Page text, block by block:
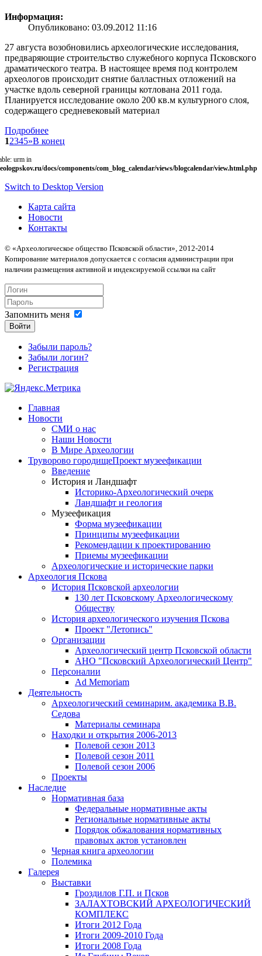
Информация:
Опубликовано: 03.09.2012 11:16
27 августа возобновились археологические исследования,
предваряющие строительство служебного корпуса Псковского
драматического театра. В настоящее время под контролем
археологов происходит снятие балластных отложений на
участке вдоль северной границы котлована 2011 года.
Планируется исследование около 200 кв.м культурного слоя,
содержащего средневековый материал
Подробнее
12345»В конец
urm in
docs/components/com_blog_calendar/views/blogcalendar/view.html.php
Switch to Desktop Version
Карта сайта
Новости
Контакты
© «Археологическое общество Псковской области», 2012-2014
Копирование материалов допускается с согласия администрации при
наличии размещения активной и индексируемой ссылки на сайт
Запомнить меня
Войти
Забыли пароль?
Забыли логин?
Регистрация
Главная
Новости
СМИ о нас
Наши Новости
В Мире Археологии
Труворово городищеПроект музеефикации
Введение
История и Ландшафт
Историко-Археологический очерк
Ландшафт и геология
Музеефикация
Форма музеефикации
Принципы музеефикации
Рекомендации к проектированию
Приемы музеефикации
Археологические и исторические парки
Археология Пскова
История Псковской археологии
130 лет Псковскому Археологическому
Обществу
История археологического изучения Пскова
Проект "Летопись"
Организации
Археологический центр Псковской области
АНО "Псковский Археологический Центр"
Персоналии
Ad Memoriam
Деятельность
Археологический семинарим. академика В.В.
Седова
Материалы семинара
Находки и открытия 2006-2013
Полевой сезон 2013
Полевой сезон 2011
Полевой сезон 2006
Проекты
Наследие
Нормативная база
Федеральные нормативные акты
Региональные нормативные акты
Порядок обжалования нормативных
правовых актов установлен
Черная книга археологии
Полемика
Галерея
Выставки
Гроздилов Г.П. и Псков
ЗАЛАХТОВСКИЙ АРХЕОЛОГИЧЕСКИЙ
КОМПЛЕКС
Итоги 2012 Года
Итоги 2009-2010 Года
Итоги 2008 Года